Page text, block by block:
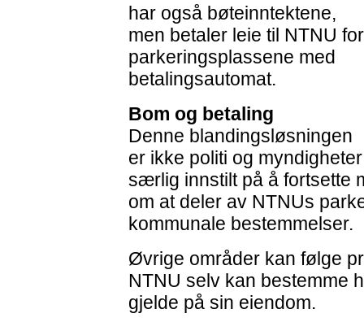
har også bøteinntektene,
men betaler leie til NTNU for
parkeringsplassene med
betalingsautomat.
Bom og betaling
Denne blandingsløsningen
er ikke politi og myndigheter
særlig innstilt på å fortsette
om at deler av NTNUs
kommunale bestemmelser.
Øvrige områder kan følge
NTNU selv kan bestemme
gjelde på sin eiendom.